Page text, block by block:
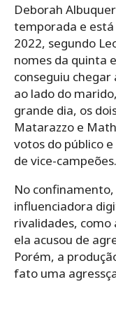
Deborah
temporada e está
2022, segundo
nomes da quinta
conseguiu
ao lado do
grande dia, os
Matarazzo e
votos do público
de vice-campeões.
No
influenciadora
rivalidades, como
ela acusou de
Porém, a
fato uma